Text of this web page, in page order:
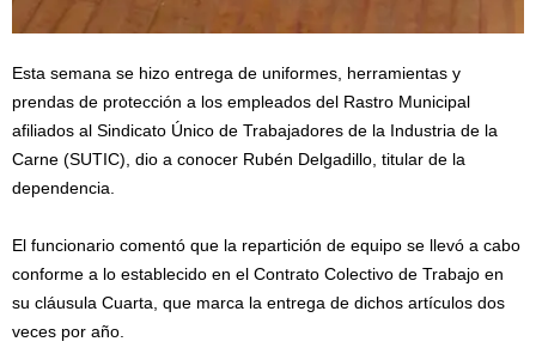
Esta semana se hizo entrega de uniformes, herramientas y
prendas de protección a los empleados del Rastro Municipal
afiliados al Sindicato Único de Trabajadores de la Industria de la
Carne (SUTIC), dio a conocer Rubén Delgadillo, titular de la
dependencia.
El funcionario comentó que la repartición de equipo se llevó a cabo
conforme a lo establecido en el Contrato Colectivo de Trabajo en
su cláusula Cuarta, que marca la entrega de dichos artículos dos
veces por año.